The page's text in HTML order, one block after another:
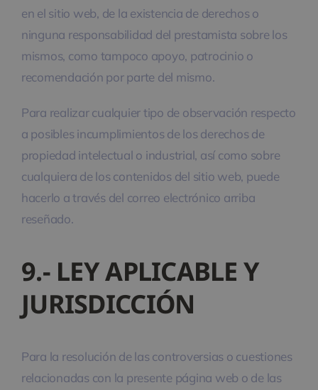
en el sitio web, de la existencia de derechos o
ninguna responsabilidad del prestamista sobre los
mismos, como tampoco apoyo, patrocinio o
recomendación por parte del mismo.
Para realizar cualquier tipo de observación respecto
a posibles incumplimientos de los derechos de
propiedad intelectual o industrial, así como sobre
cualquiera de los contenidos del sitio web, puede
hacerlo a través del correo electrónico arriba
reseñado.
9.- LEY APLICABLE Y
JURISDICCIÓN
Para la resolución de las controversias o cuestiones
relacionadas con la presente página web o de las